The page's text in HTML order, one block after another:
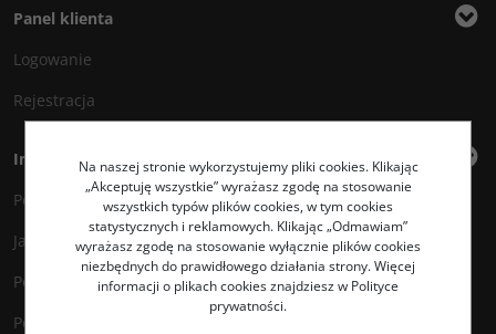
Panel klienta
Logowanie
Rejestracja
Informacje
Polityka prywatności
Jak kupować?
Polityka legalności
Polityka antyspamowa
Na naszej stronie wykorzystujemy pliki cookies. Klikając
„Akceptuję wszystkie” wyrażasz zgodę na stosowanie
wszystkich typów plików cookies, w tym cookies
statystycznych i reklamowych. Klikając „Odmawiam”
wyrażasz zgodę na stosowanie wyłącznie plików cookies
niezbędnych do prawidłowego działania strony. Więcej
informacji o plikach cookies znajdziesz w Polityce
prywatności.